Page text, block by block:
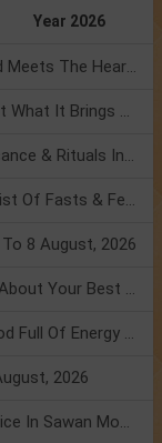
Year 2026
8 August, 2026
2026